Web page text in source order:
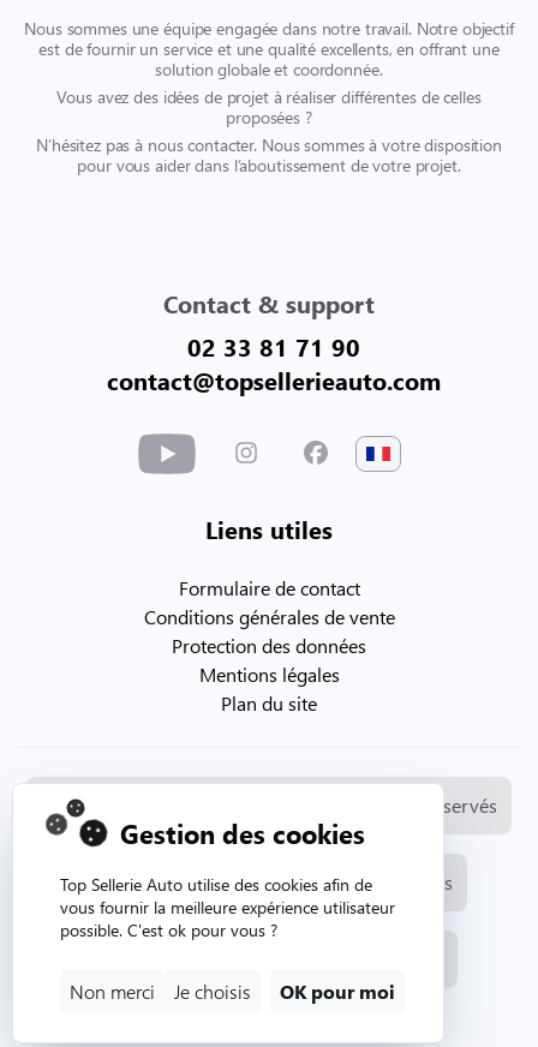
Nous sommes une équipe engagée dans notre travail. Notre objectif
est de fournir un service et une qualité excellents, en offrant une
solution globale et coordonnée.
Vous avez des idées de projet à réaliser différentes de celles
proposées ?
N’hésitez pas à nous contacter. Nous sommes à votre disposition
pour vous aider dans l’aboutissement de votre projet.
Contact & support
02 33 81 71 90
contact@topsellerieauto.com
Liens utiles
Formulaire de contact
Conditions générales de vente
Protection des données
Mentions légales
Plan du site
© Copyright 2026. Topsellerieauto Tous droits réservés
Fabrication et vente de selleries automobiles
Gestion des cookies
Top Sellerie Auto utilise des cookies afin de
vous fournir la meilleure expérience utilisateur
possible. C'est ok pour vous ?
Non merci Je choisis OK pour moi